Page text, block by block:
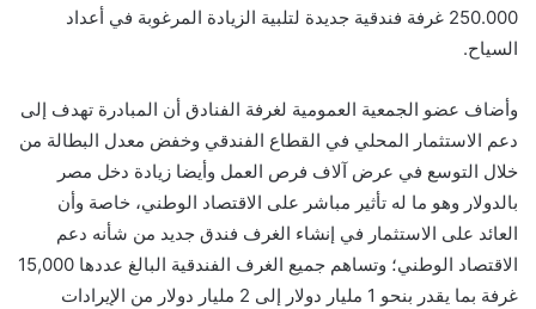
250.000 غرفة فندقية جديدة لتلبية الزيادة المرغوبة في أعداد
السياح.
وأضاف عضو الجمعية العمومية لغرفة الفنادق أن المبادرة تهدف إلى
دعم الاستثمار المحلي في القطاع الفندقي وخفض معدل البطالة من
خلال التوسع في عرض آلاف فرص العمل وأيضا زيادة دخل مصر
بالدولار وهو ما له تأثير مباشر على الاقتصاد الوطني، خاصة وأن
العائد على الاستثمار في إنشاء الغرف فندق جديد من شأنه دعم
الاقتصاد الوطني؛ وتساهم جميع الغرف الفندقية البالغ عددها 15,000
غرفة بما يقدر بنحو 1 مليار دولار إلى 2 مليار دولار من الإيرادات